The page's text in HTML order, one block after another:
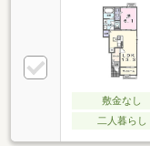
敷金なし
二人暮らし